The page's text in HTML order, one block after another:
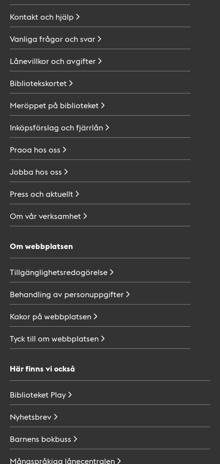
Kontakt och hjälp
Vanliga frågor ochsvar
Lånevillkor ochavgifter
Bibliotekskortet
Meröppet på biblioteket
Inköpsförslag ochfjärrlån
Praoa hos oss
Jobba hos oss
Press ochaktuellt
Om vårverksamhet
Om webbplatsen
Tillgänglighetsredogörelse
Behandling av personuppgifter
Kakor på webbplatsen
Tyck till om webbplatsen
Här finns vi också
Biblioteket Play
Nyhetsbrev
Barnens bokbuss
Mångspråkiga lånecentralen